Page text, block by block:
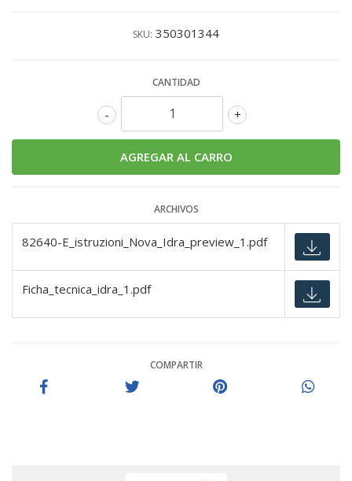
SKU: 350301344
CANTIDAD
+
-
ARCHIVOS
82640-E_istruzioni_Nova_Idra_preview_1.pdf
Ficha_tecnica_idra_1.pdf
COMPARTIR